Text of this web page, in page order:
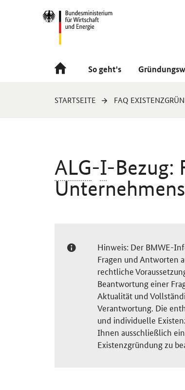
Navigation
Hauptmenü
So geht's
Sie
STARTSEITE FAQ
ALG-I-Bezug:
Hinweis: Der BMWE-
Fragen und Antworten
rechtliche
Beantwortung einer
Aktualität und
Verantwortung. Die
und individuelle
Ihnen ausschließlich
Existenzgründung zu